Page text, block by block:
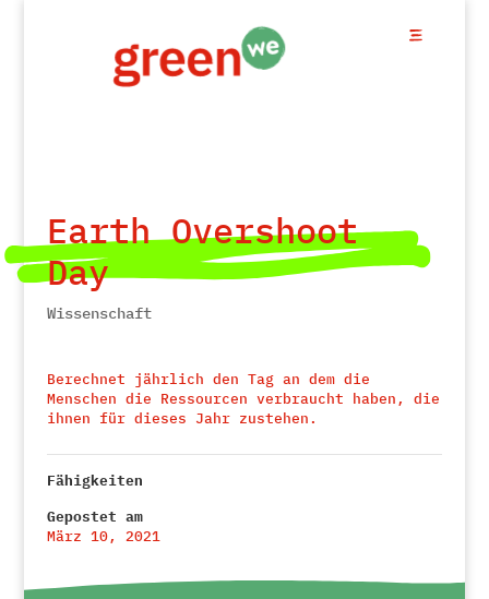
Earth Overshoot
Day
Wissenschaft
Berechnet jährlich den Tag an dem die
Menschen die Ressourcen verbraucht haben, die
ihnen für dieses Jahr zustehen.
Fähigkeiten
Gepostet am
März 10, 2021